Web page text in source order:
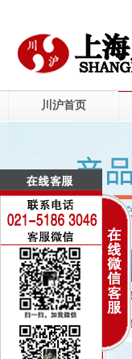
川沪首页
电动调节阀 电动球
电动截止阀
气动调节阀 气动球
气动截止阀
气动调节阀